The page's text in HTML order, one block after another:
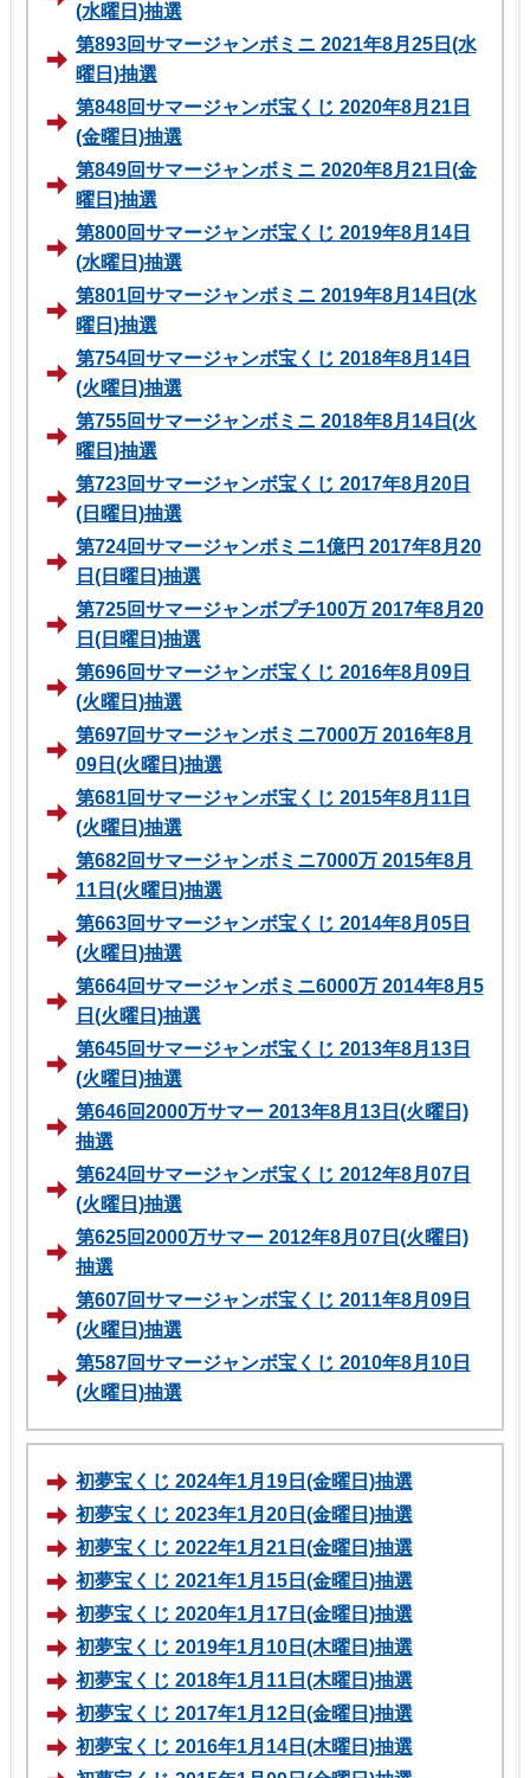
(水曜日)抽選
第893回サマージャンボミニ 2021年8月25日(水
曜日)抽選
第848回サマージャンボ宝くじ 2020年8月21日
(金曜日)抽選
第849回サマージャンボミニ 2020年8月21日(金
曜日)抽選
第800回サマージャンボ宝くじ 2019年8月14日
(水曜日)抽選
第801回サマージャンボミニ 2019年8月14日(水
曜日)抽選
第754回サマージャンボ宝くじ 2018年8月14日
(火曜日)抽選
第755回サマージャンボミニ 2018年8月14日(火
曜日)抽選
第723回サマージャンボ宝くじ 2017年8月20日
(日曜日)抽選
第724回サマージャンボミニ1億円 2017年8月20
日(日曜日)抽選
第725回サマージャンボプチ100万 2017年8月20
日(日曜日)抽選
第696回サマージャンボ宝くじ 2016年8月09日
(火曜日)抽選
第697回サマージャンボミニ7000万 2016年8月
09日(火曜日)抽選
第681回サマージャンボ宝くじ 2015年8月11日
(火曜日)抽選
第682回サマージャンボミニ7000万 2015年8月
11日(火曜日)抽選
第663回サマージャンボ宝くじ 2014年8月05日
(火曜日)抽選
第664回サマージャンボミニ6000万 2014年8月5
日(火曜日)抽選
第645回サマージャンボ宝くじ 2013年8月13日
(火曜日)抽選
第646回2000万サマー 2013年8月13日(火曜日)
抽選
第624回サマージャンボ宝くじ 2012年8月07日
(火曜日)抽選
第625回2000万サマー 2012年8月07日(火曜日)
抽選
第607回サマージャンボ宝くじ 2011年8月09日
(火曜日)抽選
第587回サマージャンボ宝くじ 2010年8月10日
(火曜日)抽選
初夢宝くじ 2024年1月19日(金曜日)抽選
初夢宝くじ 2023年1月20日(金曜日)抽選
初夢宝くじ 2022年1月21日(金曜日)抽選
初夢宝くじ 2021年1月15日(金曜日)抽選
初夢宝くじ 2020年1月17日(金曜日)抽選
初夢宝くじ 2019年1月10日(木曜日)抽選
初夢宝くじ 2018年1月11日(木曜日)抽選
初夢宝くじ 2017年1月12日(金曜日)抽選
初夢宝くじ 2016年1月14日(木曜日)抽選